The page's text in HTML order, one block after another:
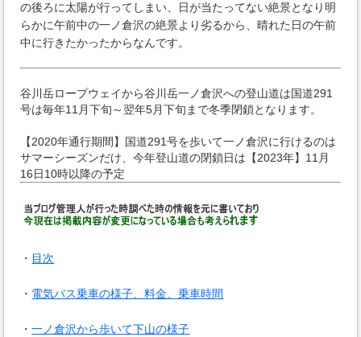
の後ろに太陽が行ってしまい、日が当たってない絶景となり明
らかに午前中の一ノ倉沢の絶景より劣るから、晴れた日の午前
中に行きたかったからなんです。
谷川岳ロープウェイから谷川岳一ノ倉沢への登山道は国道291
号は毎年11月下旬～翌年5月下旬まで冬季閉鎖となります。
【2020年通行期間】国道291号を歩いて一ノ倉沢に行けるのは
サマーシーズンだけ、今年登山道の閉鎖日は【2023年】11月
16日10時以降の予定
・ 目次
・ 電気バス乗車の様子、料金、乗車時間
・一ノ倉沢から歩いて下山の様子